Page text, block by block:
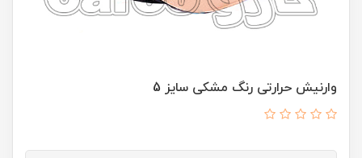
وارنیش حرارتی رنگ مشکی سایز 5